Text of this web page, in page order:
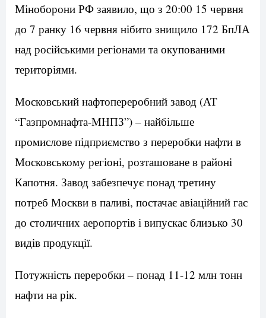
Міноборони РФ заявило, що з 20:00 15 червня
до 7 ранку 16 червня нібито знищило 172 БпЛА
над російськими регіонами та окупованими
територіями.
Московський нафтопереробний завод (АТ
“Газпромнафта-МНПЗ”) – найбільше
промислове підприємство з переробки нафти в
Московському регіоні, розташоване в районі
Капотня. Завод забезпечує понад третину
потреб Москви в паливі, постачає авіаційний гас
до столичних аеропортів і випускає близько 30
видів продукції.
Потужність переробки – понад 11-12 млн тонн
нафти на рік.